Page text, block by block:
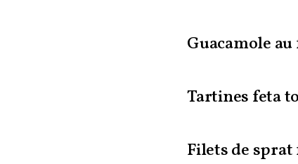
Guacamole
Tartines feta
Filets de